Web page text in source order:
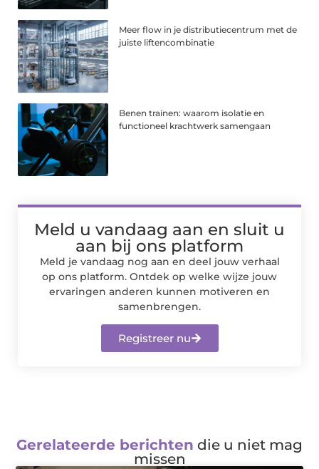
Meer flow in je distributiecentrum met de
juiste liftencombinatie
Benen trainen: waarom isolatie en
functioneel krachtwerk samengaan
Meld u vandaag aan en sluit u
aan bij ons platform
Meld je vandaag nog aan en deel jouw verhaal
op ons platform. Ontdek op welke wijze jouw
ervaringen anderen kunnen motiveren en
samenbrengen.
Registreer nu
Gerelateerde berichten die u niet mag
missen